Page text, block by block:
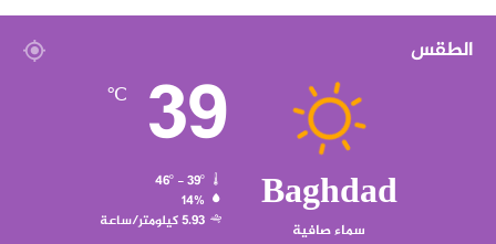
الطقس
Baghdad
سماء صافية
39
℃
46º - 39º
14%
5.93 كيلومتر/ساعة